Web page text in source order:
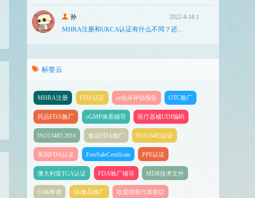
自由销售证书 欧盟自由销售证书
欧盟授权代表
自由销售证书 FSC 欧盟自由销售证书 欧盟授权代表 欧盟自由销售证书
孙 2022-8-18 17:47
MHRA注册和UKCA认证有什么不同？还...
标签云
MHRA注册 FDA认证 ce临床评估报告 OTC验厂
药品FDA验厂 cGMP体系辅导 医疗器械UDI编码
ISO13485:2016 食品FDA验厂 ISO13485认证
美国FDA认证 FreeSaleCertificate PPE认证
澳大利亚TGA认证 FDA验厂辅导 MDR技术文件
510k申请 fda食品验厂 欧盟授权代表协议